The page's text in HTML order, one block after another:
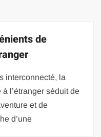
de
interconnecté, la
l’étranger séduit de
et de
d’une